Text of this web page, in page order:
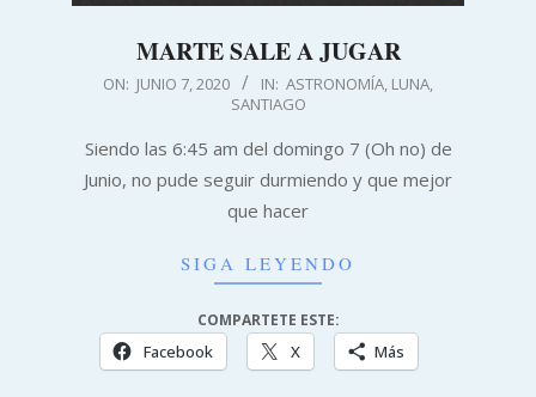
MARTE SALE A JUGAR
2020-
07
ON: JUNIO 7, 2020 IN: ASTRONOMÍA, LUNA,
SANTIAGO
Siendo las 6:45 am del domingo 7 (Oh no) de
Junio, no pude seguir durmiendo y que mejor
que hacer
SIGA LEYENDO
COMPARTETE ESTE:
Facebook X Más